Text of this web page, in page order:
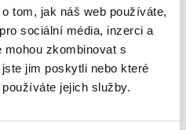
tom, jak náš web používáte,
sociální média, inzerci a
mohou zkombinovat s
jim poskytli nebo které
jejich služby.
Miroslav Janek
Normální autistický film /
mezinárodní verze